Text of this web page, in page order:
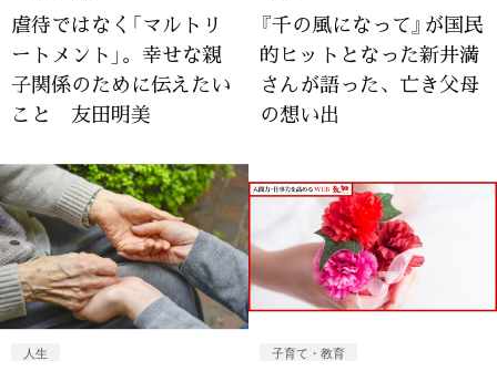
虐待ではなく「マルトリ
ートメント」。幸せな親
子関係のために伝えたい
こと 友田明美
『千の風になって』が国民
的ヒットとなった新井満
さんが語った、亡き父母
の想い出
人生 子育て・教育